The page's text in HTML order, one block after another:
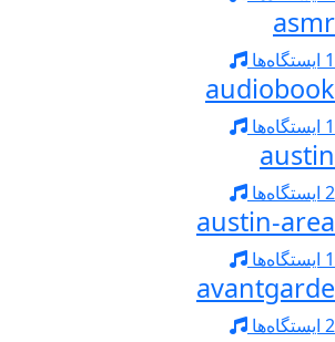
asmr
1 ایستگاه‌ها
audiobook
1 ایستگاه‌ها
austin
2 ایستگاه‌ها
austin-area
1 ایستگاه‌ها
avantgarde
2 ایستگاه‌ها